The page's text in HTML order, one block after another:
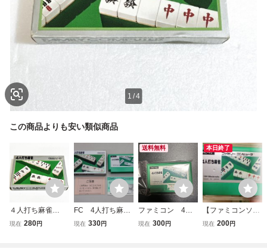
1 /4
この商品よりも安い類似商品
４人打ち麻雀
【箱・説明書付
現在 280円
FC 4人打ち麻
雀 箱・説明書あ
現在 330円
送料無料
ファミコン 4人
打ち麻雀 任天堂 F
現在 300円
本日終了
【ファミコンソフ
ト】4人打ち麻雀/
現在 200円